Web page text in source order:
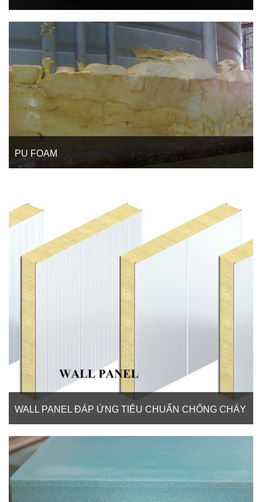
HVAC, AHU, TRANG TRÍ CÁCH ÂM - CHỐNG CHÁY LAN)
PU FOAM
lạnh,PU Foam có hệ số dẫn nhiệt thấp trong môi trường lạnh.
WALL PANEL ĐÁP ỨNG TIÊU CHUẨN CHỐNG CHÁY
B0-B15-B30-B60
B30-B60